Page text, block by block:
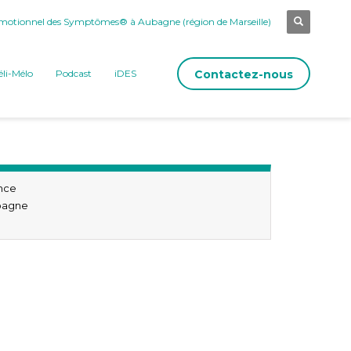
des Symptômes® à Aubagne (région de Marseille)
Mélo Podcast iDES Contactez-nous